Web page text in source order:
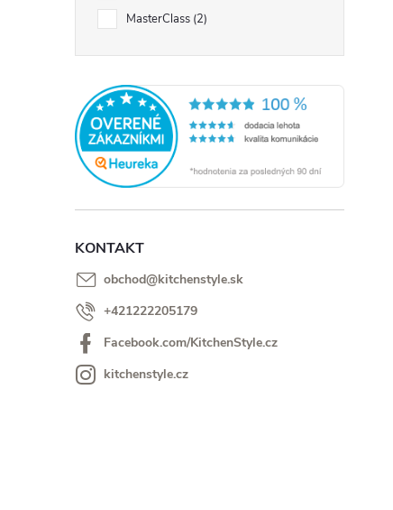
l
MasterClass 2
KONTAKT
obchod@kitchenstyle.sk
+421222205179
Facebook.com/KitchenStyle.cz
kitchenstyle.cz